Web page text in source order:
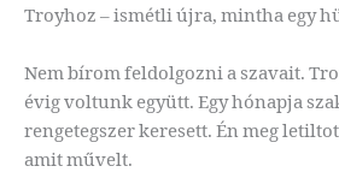
Troyhoz – ismétli újra, mintha egy
Nem bírom feldolgozni a szavait.
évig voltunk együtt. Egy hónapja
rengetegszer keresett. Én meg
amit művelt.